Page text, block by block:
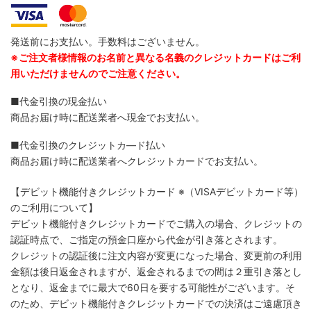
発送前にお支払い。手数料はございません。
※ご注文者様情報のお名前と異なる名義のクレジットカードはご利
用いただけませんのでご注意ください。
■代金引換の現金払い
商品お届け時に配送業者へ現金でお支払い。
■代金引換のクレジットカ―ド払い
商品お届け時に配送業者へクレジットカードでお支払い。
【デビット機能付きクレジットカード ※（VISAデビットカード等）
のご利用について】
デビット機能付きクレジットカードでご購入の場合、クレジットの
認証時点で、ご指定の預金口座から代金が引き落とされます。
クレジットの認証後に注文内容が変更になった場合、変更前の利用
金額は後日返金されますが、返金されるまでの間は２重引き落とし
となり、返金までに最大で60日を要する可能性がございます。そ
のため、デビット機能付きクレジットカードでの決済はご遠慮頂き